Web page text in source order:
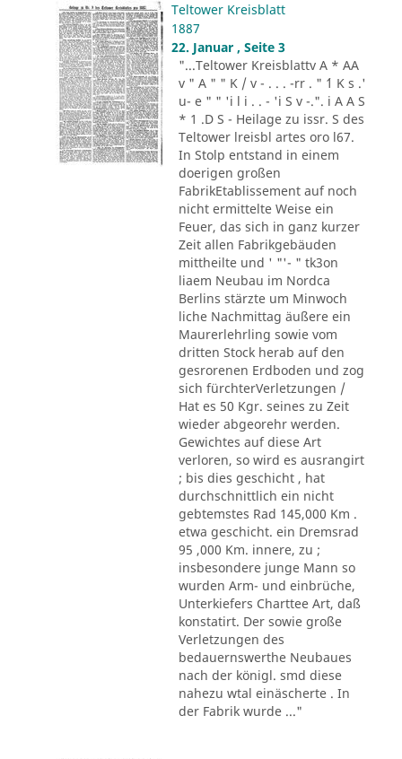
Teltower Kreisblatt
1887
22. Januar , Seite 3
"...Teltower Kreisblattv A * AA
v " A " " K / v - . . . -rr . " ´1 K s .'
u- e " " 'i l i . . - 'i S v -.". i A A S
* 1 .D S - Heilage zu issr. S des
Teltower lreisbl artes oro l67.
In Stolp entstand in einem
doerigen großen
FabrikEtablissement auf noch
nicht ermittelte Weise ein
Feuer, das sich in ganz kurzer
Zeit allen Fabrikgebäuden
mittheilte und ' "'- " tk3on
liaem Neubau im Nordca
Berlins stärzte um Minwoch
liche Nachmittag äußere ein
Maurerlehrling sowie vom
dritten Stock herab auf den
gesrorenen Erdboden und zog
sich fürchterVerletzungen /
Hat es 50 Kgr. seines zu Zeit
wieder abgeorehr werden.
Gewichtes auf diese Art
verloren, so wird es ausrangirt
; bis dies geschicht , hat
durchschnittlich ein nicht
gebtemstes Rad 145,000 Km .
etwa geschicht. ein Dremsrad
95 ,000 Km. innere, zu ;
insbesondere junge Mann so
wurden Arm- und einbrüche,
Unterkiefers Charttee Art, daß
konstatirt. Der sowie große
Verletzungen des
bedauernswerthe Neubaues
nach der königl. smd diese
nahezu wtal einäscherte . In
der Fabrik wurde ..."